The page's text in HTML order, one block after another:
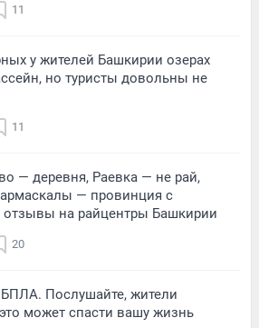
11
у жителей Башкирии озерах
но туристы довольны не
11
— деревня, Раевка — не рай,
— провинция с
отзывы на райцентры Башкирии
20
БПЛА. Послушайте, жители
может спасти вашу жизнь